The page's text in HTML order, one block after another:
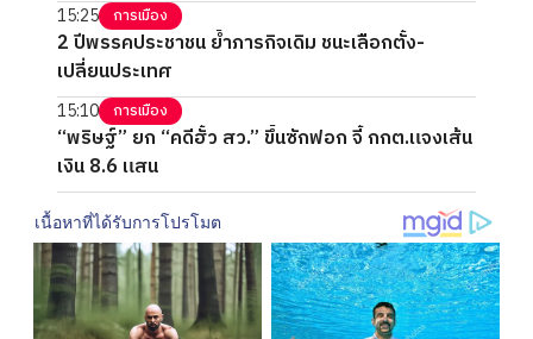
15:25 การเมือง
2 ปีพรรคประชาชน ย้ำภารกิจเดิม ชนะเลือกตั้ง-
เปลี่ยนประเทศ
15:10 การเมือง
“พริษฐ์” ยก “คดีฮั้ว สว.” ขึ้นซักฟอก จี้ กกต.แจงเส้น
เงิน 8.6 แสน